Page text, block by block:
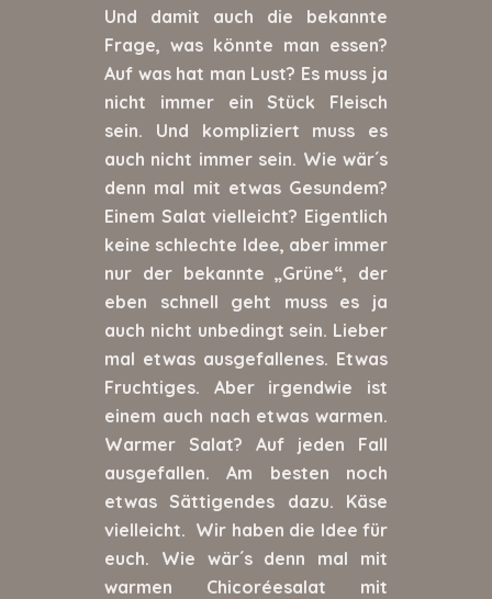
Und damit auch die bekannte
Frage, was könnte man essen?
Auf was hat man Lust? Es muss ja
nicht immer ein Stück Fleisch
sein. Und kompliziert muss es
auch nicht immer sein. Wie wär´s
denn mal mit etwas Gesundem?
Einem Salat vielleicht? Eigentlich
keine schlechte Idee, aber immer
nur der bekannte „Grüne“, der
eben schnell geht muss es ja
auch nicht unbedingt sein. Lieber
mal etwas ausgefallenes. Etwas
Fruchtiges. Aber irgendwie ist
einem auch nach etwas warmen.
Warmer Salat? Auf jeden Fall
ausgefallen. Am besten noch
etwas Sättigendes dazu. Käse
vielleicht. Wir haben die Idee für
euch. Wie wär´s denn mal mit
warmen Chicoréesalat mit